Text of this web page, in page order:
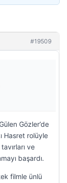
#19509
Gözler’de
Hasret rolüyle
ve
başardı.
filmle ünlü